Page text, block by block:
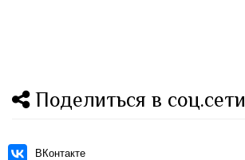
Поделиться в соц.сети
ВКонтакте